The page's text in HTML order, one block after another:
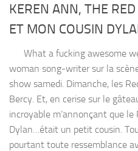
KEREN ANN, THE
ET MON COUSIN
What a fucking awesome
woman song-writer sur la
show samedi. Dimanche, les
Bercy. Et, en cerise sur le
incroyable m’annonçant que
Dylan…était un petit cousin.
pourtant toute ressemblance